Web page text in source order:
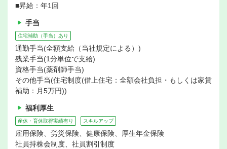
■昇給：年1回
手当
住宅補助（手当）あり
通勤手当(全額支給（当社規定による）)
残業手当(1分単位で支給)
資格手当(薬剤師手当)
その他手当(住宅制度(借上住宅：全額会社負担・もしくは家賃
補助：月5万円))
福利厚生
産休・育休取得実績有り スキルアップ
雇用保険、労災保険、健康保険、厚生年金保険
社員持株会制度、社員割引制度